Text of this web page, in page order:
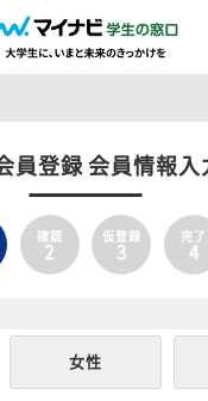
員登録 会員情報入
確認
2
仮登録
3
完了
4
女性